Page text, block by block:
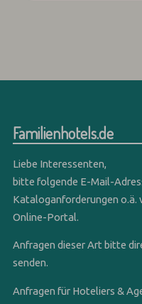
Familienhotels.de
Liebe Interessenten,
bitte folgende E-Mail-
Kataloganforderungen o.ä.
Online-Portal.
Anfragen dieser Art bitte
senden.
Anfragen für Hoteliers &